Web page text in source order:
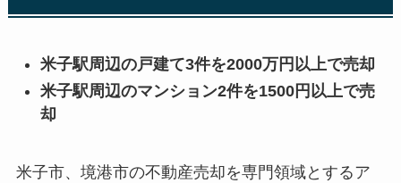
米子駅周辺の戸建て3件を2000万円以上で売却
米子駅周辺のマンション2件を1500円以上で売
却
米子市、境港市の不動産売却を専門領域とするア